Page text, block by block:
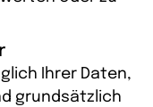
Ihrer Daten,
grundsätzlich